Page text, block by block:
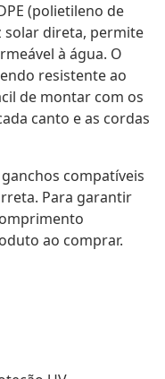
(polietileno de
solar direta, permite
à água. O
resistente ao
de montar com os
canto e as cordas
compatíveis
Para garantir
ao comprar.